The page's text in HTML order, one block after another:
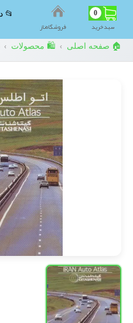
0
سبد‌خرید فروشگاه‌ناز
📂
🏠 صفحه اصلی › 🛍️ محصولات ›